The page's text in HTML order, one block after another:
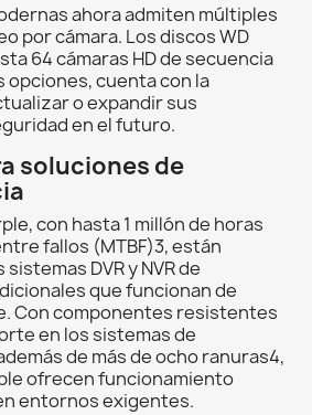
ahora admiten múltiples
por cámara. Los discos WD
64 cámaras HD de secuencia
opciones, cuenta con la
o expandir sus
en el futuro.
soluciones de
con hasta 1 millón de horas
fallos (MTBF)3, están
DVR y NVR de
que funcionan de
Con componentes resistentes
en los sistemas de
de más de ocho ranuras4,
ofrecen funcionamiento
entornos exigentes.